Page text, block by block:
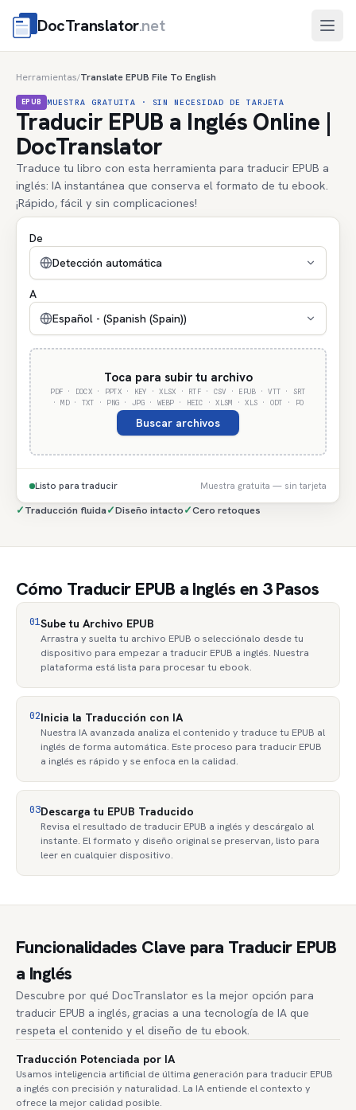
DocTranslator.net Abrir
Herramientas/Translate EPUB File To English
EPUB MUESTRA GRATUITA · SIN NECESIDAD DE TARJETA
Traducir EPUB a Inglés Online |
DocTranslator
Traduce tu libro con esta herramienta para traducir EPUB a
inglés: IA instantánea que conserva el formato de tu ebook.
¡Rápido, fácil y sin complicaciones!
De
Detección automática
A
Español - (Spanish (Spain))
Toca para subir tu archivo
PDF · DOCX · PPTX · KEY · XLSX · RTF · CSV · EPUB · VTT · SRT
· MD · TXT · PNG · JPG · WEBP · HEIC · XLSM · XLS · ODT · PO
Buscar archivos
Listo para traducir Muestra gratuita — sin tarjeta
✓Traducción fluida✓Diseño intacto✓Cero retoques
Cómo Traducir EPUB a Inglés en 3 Pasos
01Sube tu Archivo EPUB
Arrastra y suelta tu archivo EPUB o selecciónalo desde tu
dispositivo para empezar a traducir EPUB a inglés. Nuestra
plataforma está lista para procesar tu ebook.
02Inicia la Traducción con IA
Nuestra IA avanzada analiza el contenido y traduce tu EPUB al
inglés de forma automática. Este proceso para traducir EPUB
a inglés es rápido y se enfoca en la calidad.
03Descarga tu EPUB Traducido
Revisa el resultado de traducir EPUB a inglés y descárgalo al
instante. El formato y diseño original se preservan, listo para
leer en cualquier dispositivo.
Funcionalidades Clave para Traducir EPUB
a Inglés
Descubre por qué DocTranslator es la mejor opción para
traducir EPUB a inglés, gracias a una tecnología de IA que
respeta el contenido y el diseño de tu ebook.
Traducción Potenciada por IA
Usamos inteligencia artificial de última generación para traducir EPUB
a inglés con precisión y naturalidad. La IA entiende el contexto y
ofrece la mejor calidad posible.